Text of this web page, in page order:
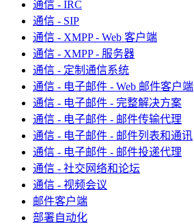
通信 - IRC
通信 - SIP
通信 - XMPP - Web 客户端
通信 - XMPP - 服务器
通信 - 定制通信系统
通信 - 电子邮件 - Web 邮件客户端
通信 - 电子邮件 - 完整解决方案
通信 - 电子邮件 - 邮件传输代理
通信 - 电子邮件 - 邮件列表和通讯
通信 - 电子邮件 - 邮件投递代理
通信 - 社交网络和论坛
通信 - 视频会议
邮件客户端
部署自动化